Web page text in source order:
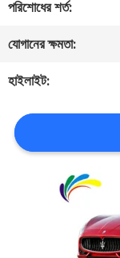
করুন
পরিশোধের শর্ত:
যোগানের ক্ষমতা:
হাইলাইট: